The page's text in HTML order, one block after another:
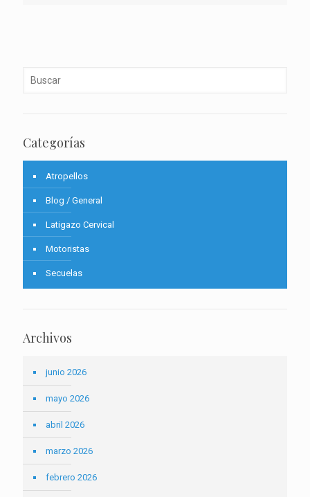
Categorías
Atropellos
Blog / General
Latigazo Cervical
Motoristas
Secuelas
Archivos
junio 2026
mayo 2026
abril 2026
marzo 2026
febrero 2026